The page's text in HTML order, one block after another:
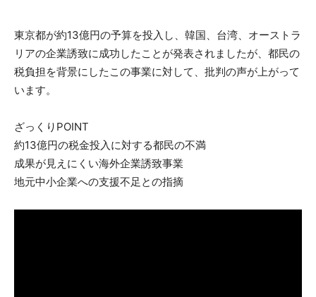
東京都が約13億円の予算を投入し、韓国、台湾、オーストラ
リアの企業誘致に成功したことが発表されましたが、都民の
税負担を背景にしたこの事業に対して、批判の声が上がって
います。
ざっくりPOINT
約13億円の税金投入に対する都民の不満
成果が見えにくい海外企業誘致事業
地元中小企業への支援不足との指摘